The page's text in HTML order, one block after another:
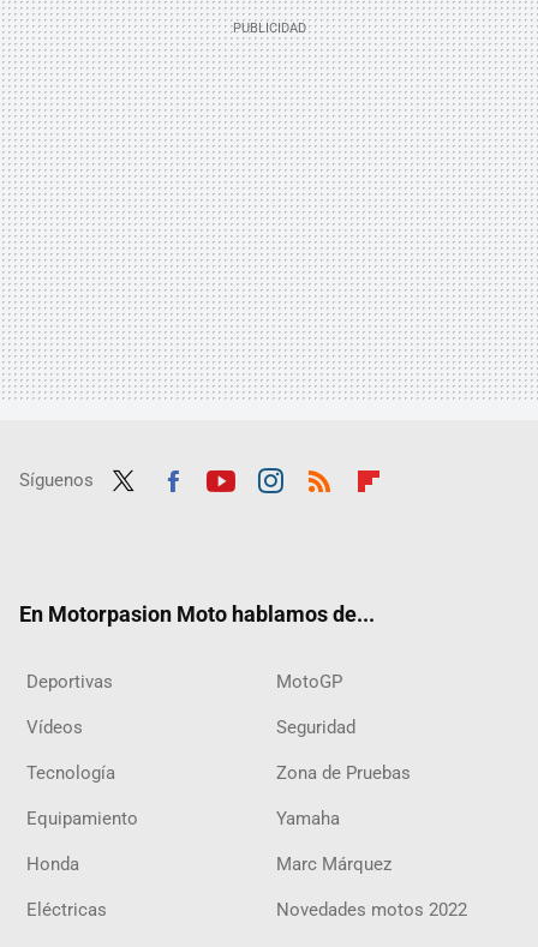
Síguenos
En Motorpasion Moto hablamos de...
Deportivas MotoGP
Vídeos Seguridad
Tecnología Zona de Pruebas
Equipamiento Yamaha
Honda Marc Márquez
Eléctricas Novedades motos 2022